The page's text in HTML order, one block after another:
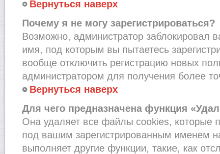
Вернуться наверх
Почему я не могу зарегистрироваться?
Возможно, администратор заблокировал
имя, под которым вы пытаетесь
вообще отключить регистрацию новых
администратором для получения более
Вернуться наверх
Для чего предназначена функция
Она удаляет все файлы cookies, которые
под вашим зарегистрированным именем
выполняет другие функции, такие, как